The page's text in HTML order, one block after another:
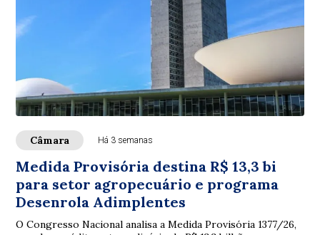
Câmara Há 3 semanas
Medida Provisória destina R$ 13,3 bi
para setor agropecuário e programa
Desenrola Adimplentes
O Congresso Nacional analisa a Medida Provisória 1377/26,